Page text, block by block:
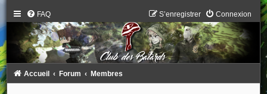
FAQ Connexion
S’enregistrer
Accueil Forum Membres